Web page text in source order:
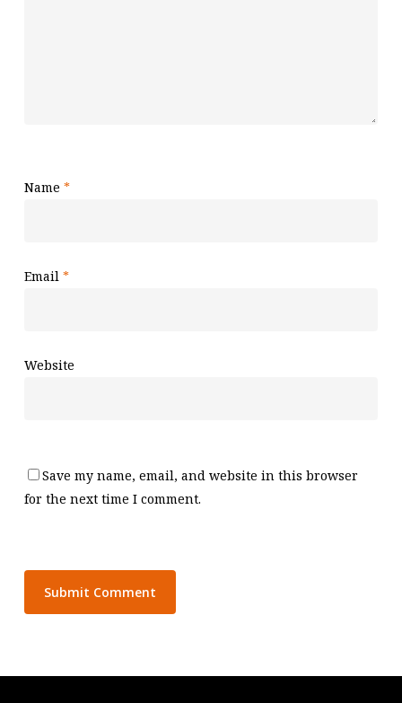
Name *
Email *
Website
Save my name, email, and website in this browser
for the next time I comment.